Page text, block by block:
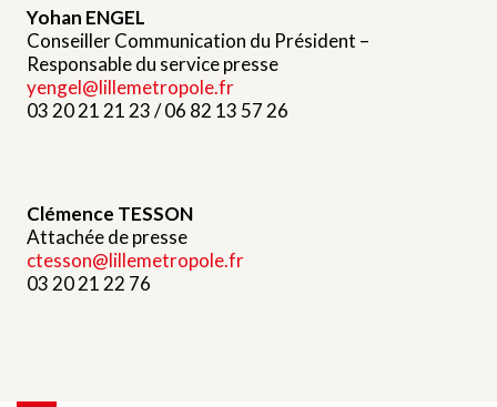
Yohan ENGEL
Conseiller Communication du Président –
Responsable du service presse
yengel@lillemetropole.fr
03 20 21 21 23 / 06 82 13 57 26
Clémence TESSON
Attachée de presse
ctesson@lillemetropole.fr
03 20 21 22 76